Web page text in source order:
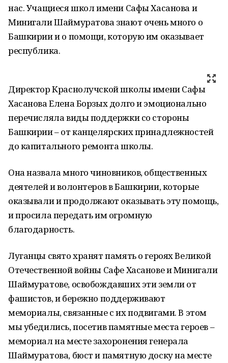
нас. Учащиеся школ имени Сафы Хасанова и
Минигали Шаймуратова знают очень много о
Башкирии и о помощи, которую им оказывает
республика.
Директор Краснолучской школы имени Сафы
Хасанова Елена Борзых долго и эмоционально
перечисляла виды поддержки со стороны
Башкирии – от канцелярских принадлежностей
до капитального ремонта школы.
Она назвала много чиновников, общественных
деятелей и волонтеров в Башкирии, которые
оказывали и продолжают оказывать эту помощь,
и просила передать им огромную
благодарность.
Луганцы свято хранят память о героях Великой
Отечественной войны Сафе Хасанове и Минигали
Шаймуратове, освобождавших эти земли от
фашистов, и бережно поддерживают
мемориалы, связанные с их подвигами. В этом
мы убедились, посетив памятные места героев –
мемориал на месте захоронения генерала
Шаймуратова, бюст и памятную доску на месте